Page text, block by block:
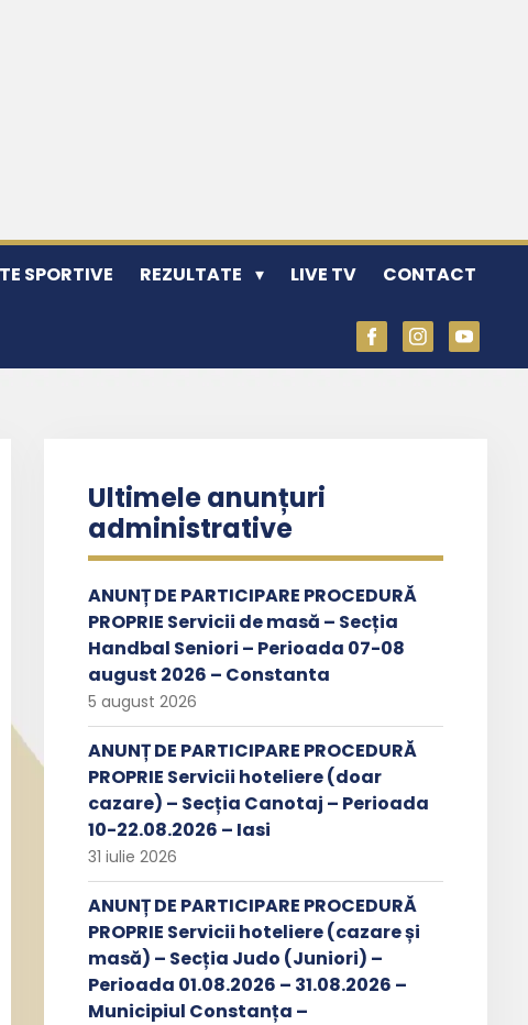
SPORTIVE REZULTATE LIVE TV CONTACT
Ultimele anunțuri
administrative
ANUNȚ DE PARTICIPARE PROCEDURĂ
PROPRIE Servicii de masă – Secția
Handbal Seniori – Perioada 07-08
august 2026 – Constanta
5 august 2026
ANUNȚ DE PARTICIPARE PROCEDURĂ
PROPRIE Servicii hoteliere (doar
cazare) – Secția Canotaj – Perioada
10-22.08.2026 – Iasi
31 iulie 2026
ANUNȚ DE PARTICIPARE PROCEDURĂ
PROPRIE Servicii hoteliere (cazare și
masă) – Secția Judo (Juniori) –
Perioada 01.08.2026 – 31.08.2026 –
Municipiul Constanța –